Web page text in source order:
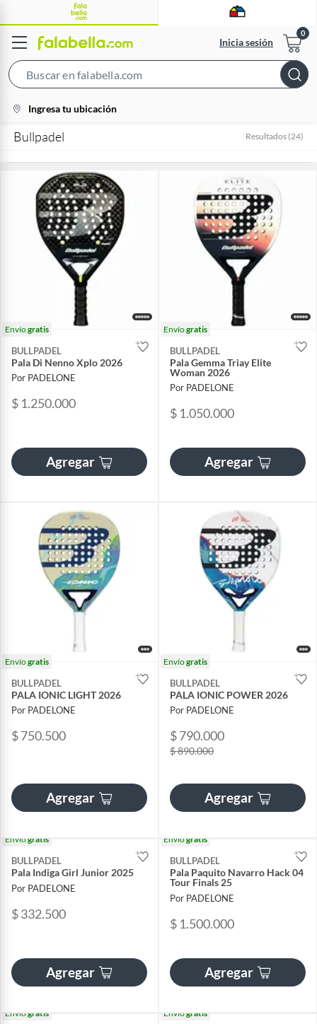
Inicia sesión
Bar
location-
icon
Ingresa tu ubicación
Bullpadel Resultados (24)
Envíogratis
BULLPADEL
Pala Di Nenno Xplo 2026
Por PADELONE
$ 1.250.000
Agregar
Envíogratis
BULLPADEL
Pala Gemma Triay Elite
Woman 2026
Por PADELONE
$ 1.050.000
Agregar
Envíogratis
BULLPADEL
PALA IONIC LIGHT 2026
Por PADELONE
$ 750.500
Agregar
Envíogratis
BULLPADEL
PALA IONIC POWER 2026
Por PADELONE
$ 790.000
$ 890.000
Agregar
Envíogratis
BULLPADEL
Pala Indiga Girl Junior 2025
Por PADELONE
$ 332.500
Agregar
Envíogratis
BULLPADEL
Pala Paquito Navarro Hack 04
Tour Finals 25
Por PADELONE
$ 1.500.000
Agregar
Envíogratis Envíogratis